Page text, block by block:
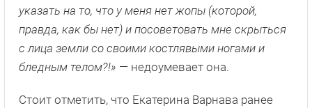
указать на то, что у меня нет жопы (которой,
правда, как бы нет) и посоветовать мне скрыться
с лица земли со своими костлявыми ногами и
бледным телом?!» — недоумевает она.
Стоит отметить, что Екатерина Варнава ранее